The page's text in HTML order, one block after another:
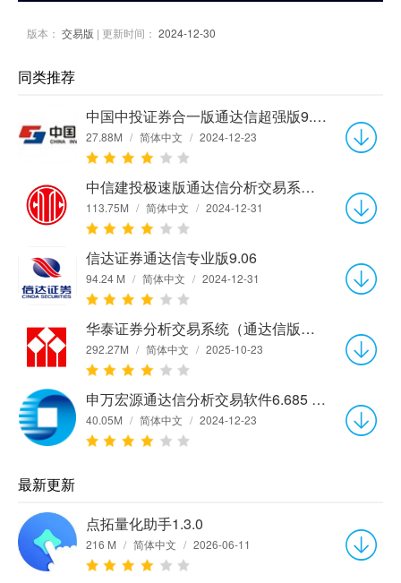
版本： 交易版 | 更新时间： 2024-12-30
同类推荐
中国中投证券合一版通达信超强版9.2 官方版
27.88M / 简体中文 / 2024-12-23
中信建投极速版通达信分析交易系统8.22 正式版
113.75M / 简体中文 / 2024-12-31
信达证券通达信专业版9.06
94.24 M / 简体中文 / 2024-12-31
华泰证券分析交易系统（通达信版）v7.01
292.27M / 简体中文 / 2025-10-23
申万宏源通达信分析交易软件6.685 增强版
40.05M / 简体中文 / 2024-12-23
最新更新
点拓量化助手1.3.0
216 M / 简体中文 / 2026-06-11